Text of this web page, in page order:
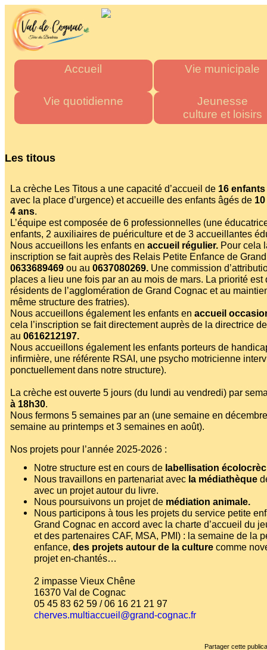
Accueil
Mairie
Vie municipale
Horaires des mairies
Charte commune
Espace France
Admin
Vie quotidienne
Commerces de proximité
Transports
Jeunesse
culture et loisirs
Cantine Scolaire
de loisirs
"La P'tite Pomme"
Médiathèque
Les associations
Affiches 2023-2024
Affiches 2024-2025
Les titous
La crèche Les Titous a une capacité d’accueil de 16 enfants
avec la place d’urgence) et accueille des enfants âgés de
4 ans.
L’équipe est composée de 6 professionnelles (une
enfants, 2 auxiliaires de puériculture et de 3 accueillantes
Nous accueillons les enfants en accueil régulier. Pour cela
inscription se fait auprès des Relais Petite Enfance de
0633689469 ou au 0637080269. Une commission
places a lieu une fois par an au mois de mars. La priorité est
résidents de l’agglomération de Grand Cognac et au
même structure des fratries).
Nous accueillons également les enfants en accueil
cela l’inscription se fait directement auprès de la directrice
au 0616212197.
Nous accueillons également les enfants porteurs de
infirmière, une référente RSAI, une psycho motricienne
ponctuellement dans notre structure).
La crèche est ouverte 5 jours (du lundi au vendredi) par
à 18h30.
Nous fermons 5 semaines par an (une semaine en
semaine au printemps et 3 semaines en août).
Nos projets pour l’année 2025-2026 :
Notre structure est en cours de labellisation
Nous travaillons en partenariat avec la médiathèque
avec un projet autour du livre.
Nous poursuivons un projet de médiation animale.
Nous participons à tous les projets du service petite
Grand Cognac en accord avec la charte d’accueil du
et des partenaires CAF, MSA, PMI) : la semaine de la
enfance, des projets autour de la culture comme
projet en-chantés…
2 impasse Vieux Chêne
16370 Val de Cognac
05 45 83 62 59 / 06 16 21 21 97
cherves.multiaccueil@grand-cognac.fr
Partager cette